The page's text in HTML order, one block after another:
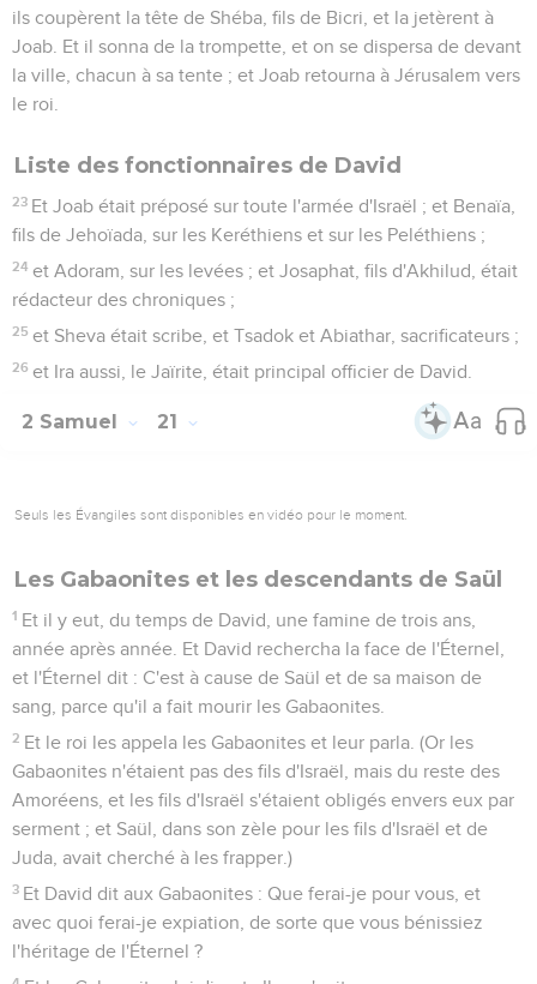
ils coupèrent la tête de Shéba, fils de Bicri, et la jetèrent à
Joab. Et il sonna de la trompette, et on se dispersa de devant
la ville, chacun à sa tente ; et Joab retourna à Jérusalem vers
le roi.
Liste des fonctionnaires de David
23 Et Joab était préposé sur toute l'armée d'Israël ; et Benaïa,
fils de Jehoïada, sur les Keréthiens et sur les Peléthiens ;
24 et Adoram, sur les levées ; et Josaphat, fils d'Akhilud, était
rédacteur des chroniques ;
25 et Sheva était scribe, et Tsadok et Abiathar, sacrificateurs ;
26 et Ira aussi, le Jaïrite, était principal officier de David.
2 Samuel 21
Seuls les Évangiles sont disponibles en vidéo pour le moment.
Les Gabaonites et les descendants de Saül
1 Et il y eut, du temps de David, une famine de trois ans,
année après année. Et David rechercha la face de l'Éternel,
et l'Éternel dit : C'est à cause de Saül et de sa maison de
sang, parce qu'il a fait mourir les Gabaonites.
2 Et le roi les appela les Gabaonites et leur parla. (Or les
Gabaonites n'étaient pas des fils d'Israël, mais du reste des
Amoréens, et les fils d'Israël s'étaient obligés envers eux par
serment ; et Saül, dans son zèle pour les fils d'Israël et de
Juda, avait cherché à les frapper.)
3 Et David dit aux Gabaonites : Que ferai-je pour vous, et
avec quoi ferai-je expiation, de sorte que vous bénissiez
l'héritage de l'Éternel ?